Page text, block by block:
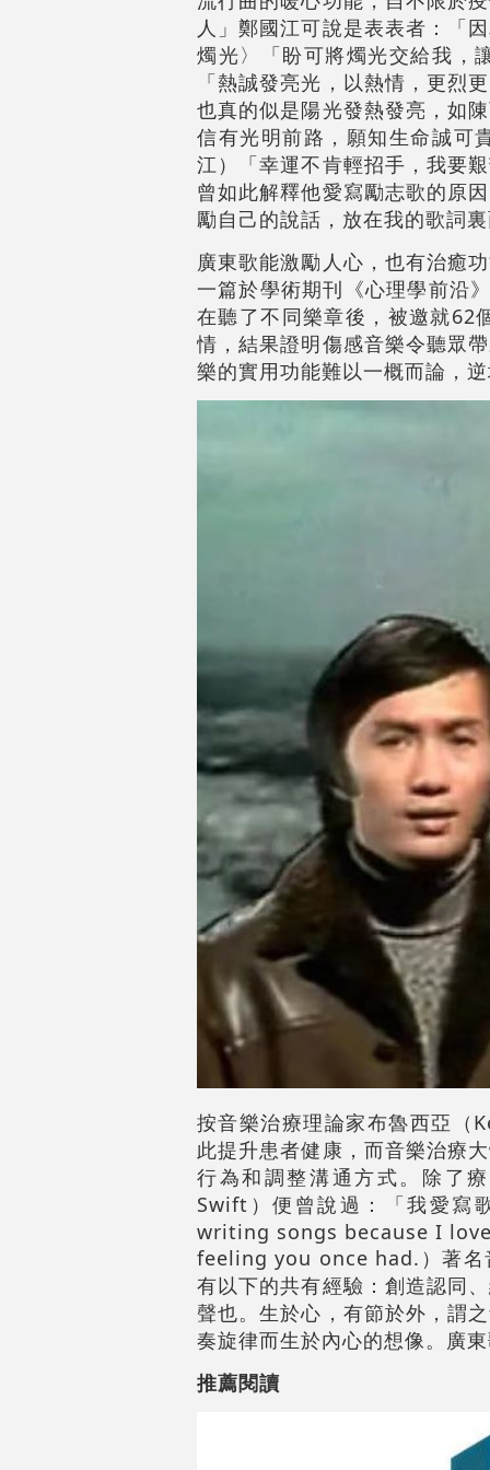
人」鄭國江可說是表表者：「
燭光〉「盼可將燭光交給我，
「熱誠發亮光，以熱情，更烈
也真的似是陽光發熱發亮，如
信有光明前路，願知生命誠可
江）「幸運不肯輕招手，我要
曾如此解釋他愛寫勵志歌的原
勵自己的說話，放在我的歌詞
廣東歌能激勵人心，也有治癒
一篇於學術期刊《心理學前沿
在聽了不同樂章後，被邀就62
情，結果證明傷感音樂令聽眾
樂的實用功能難以一概而論，
按音樂治療理論家布魯西亞（
此提升患者健康，而音樂治療
行為和調整溝通方式。除了
Swift）便曾說過：「我愛寫
writing songs because I
feeling you once had.）著名
有以下的共有經驗：創造認同
聲也。生於心，有節於外，謂
奏旋律而生於內心的想像。廣
推薦閱讀